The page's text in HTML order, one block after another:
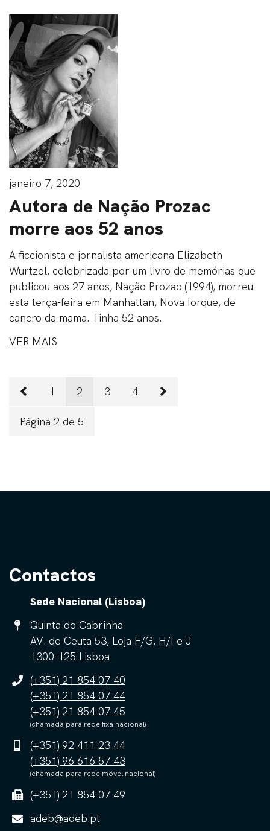
janeiro 7, 2020
Autora de Nação Prozac
morre aos 52 anos
A ficcionista e jornalista americana Elizabeth
Wurtzel, celebrizada por um livro de memórias que
publicou aos 27 anos, Nação Prozac (1994), morreu
esta terça-feira em Manhattan, Nova Iorque, de
cancro da mama. Tinha 52 anos.
VER MAIS
1 2 3 4
Página 2 de 5
Contactos
Sede Nacional (Lisboa)
Quinta do Cabrinha
AV. de Ceuta 53, Loja F/G, H/I e J
1300-125 Lisboa
(+351) 21 854 07 40
(+351) 21 854 07 44
(+351) 21 854 07 45
(chamada para rede fixa nacional)
(+351) 92 411 23 44
(+351) 96 616 57 43
(chamada para rede móvel nacional)
(+351) 21 854 07 49
adeb@adeb.pt